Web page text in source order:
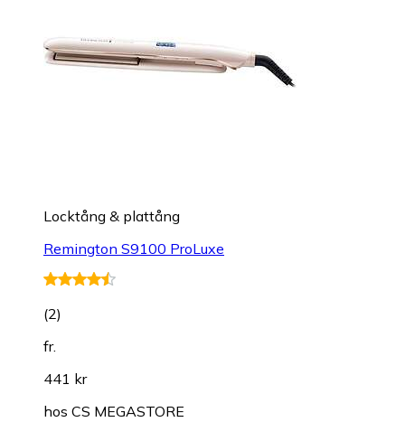
Locktång & plattång
Remington S9100 ProLuxe
(2)
fr.
441 kr
hos CS MEGASTORE